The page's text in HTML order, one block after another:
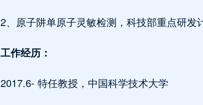
2、原子阱单原子灵敏检测，科技部重点研发
工作经历：
2017.6- 特任教授，中国科学技术大学